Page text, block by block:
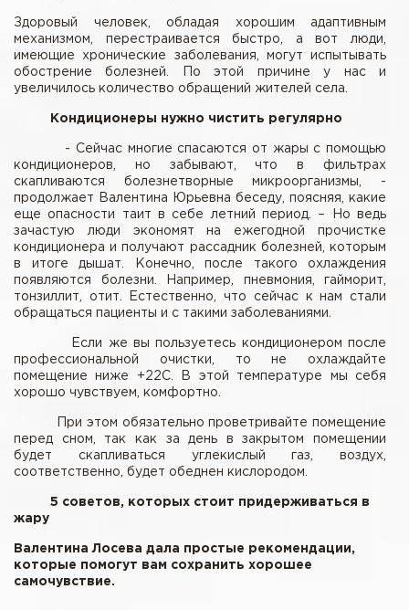
Здоровый человек, обладая хорошим адаптивным
механизмом, перестраивается быстро, а вот люди,
имеющие хронические заболевания, могут испытывать
обострение болезней. По этой причине у нас и
увеличилось количество обращений жителей села.
Кондиционеры нужно чистить регулярно
- Сейчас многие спасаются от жары с помощью
кондиционеров, но забывают, что в фильтрах
скапливаются болезнетворные микроорганизмы, -
продолжает Валентина Юрьевна беседу, поясняя, какие
еще опасности таит в себе летний период. – Но ведь
зачастую люди экономят на ежегодной прочистке
кондиционера и получают рассадник болезней, которым
в итоге дышат. Конечно, после такого охлаждения
появляются болезни. Например, пневмония, гайморит,
тонзиллит, отит. Естественно, что сейчас к нам стали
обращаться пациенты и с такими заболеваниями.
Если же вы пользуетесь кондиционером после
профессиональной очистки, то не охлаждайте
помещение ниже +22С. В этой температуре мы себя
хорошо чувствуем, комфортно.
При этом обязательно проветривайте помещение
перед сном, так как за день в закрытом помещении
будет скапливаться углекислый газ, воздух,
соответственно, будет обеднен кислородом.
5 советов, которых стоит придерживаться в
жару
Валентина Лосева дала простые рекомендации,
которые помогут вам сохранить хорошее
самочувствие.